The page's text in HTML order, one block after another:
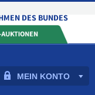
MEIN KONTO